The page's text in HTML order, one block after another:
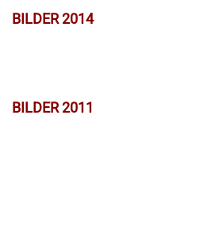
BILDER 2014
BILDER 2011